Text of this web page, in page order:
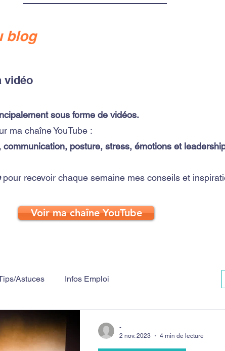
blog
vidéo
sous forme de vidéos.
ma chaîne YouTube :
posture, stress, émotions et
pour recevoir chaque semaine mes conseils et
Voir ma chaîne YouTube
Astuces Infos Emploi
-
2 nov. 2023
4 min de lecture